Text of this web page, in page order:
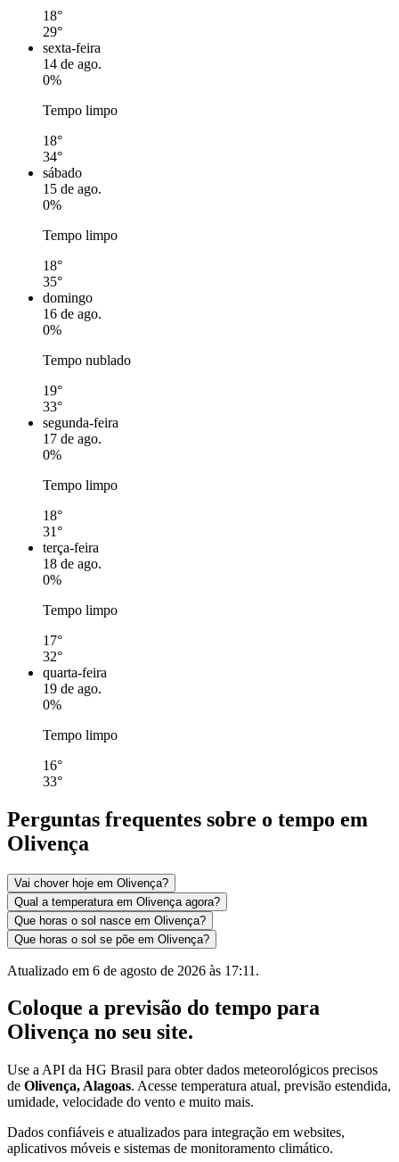
18°
29°
sexta-feira
14 de ago.
0%
Tempo limpo
18°
34°
sábado
15 de ago.
0%
Tempo limpo
18°
35°
domingo
16 de ago.
0%
Tempo nublado
19°
33°
segunda-feira
17 de ago.
0%
Tempo limpo
18°
31°
terça-feira
18 de ago.
0%
Tempo limpo
17°
32°
quarta-feira
19 de ago.
0%
Tempo limpo
16°
33°
Perguntas frequentes sobre o tempo em
Olivença
Vai chover hoje em Olivença?
Qual a temperatura em Olivença agora?
Que horas o sol nasce em Olivença?
Que horas o sol se põe em Olivença?
Atualizado em 6 de agosto de 2026 às 17:11 .
Coloque a previsão do tempo para
Olivença no seu site.
Use a API da HG Brasil para obter dados meteorológicos precisos
de Olivença, Alagoas. Acesse temperatura atual, previsão estendida,
umidade, velocidade do vento e muito mais.
Dados confiáveis e atualizados para integração em websites,
aplicativos móveis e sistemas de monitoramento climático.